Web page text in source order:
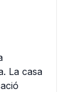
La casa